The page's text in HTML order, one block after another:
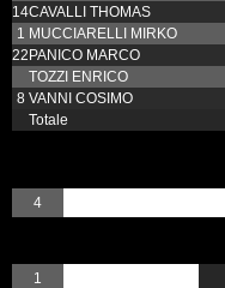
14CAVALLI THOMAS
1 MUCCIARELLI MIRKO
22 PANICO MARCO
TOZZI ENRICO
8 VANNI COSIMO
Totale
4
1